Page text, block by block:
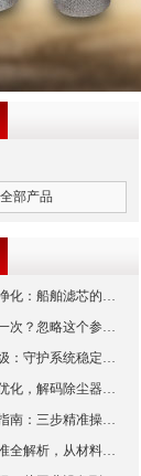
部产品
从海水过滤到燃油净化：船舶滤芯的多场景应用解析
汽轮机滤芯多久换一次？忽略这个参数，机组非停损失可能上百万！
液压油滤芯精度等级：守护系统稳定与寿命的“微米标尺”
从材质革新到结构优化，解码除尘器滤芯性能跃升的核心逻辑
数控机床滤芯安装指南：三步精准操作，杜绝设备“亚健康”
不锈钢滤芯测试标准全解析，从材料性能到应用场景的严苛验证